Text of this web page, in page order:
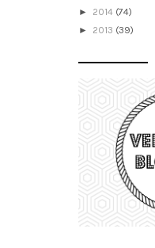
► 2014 (74)
► 2013 (39)